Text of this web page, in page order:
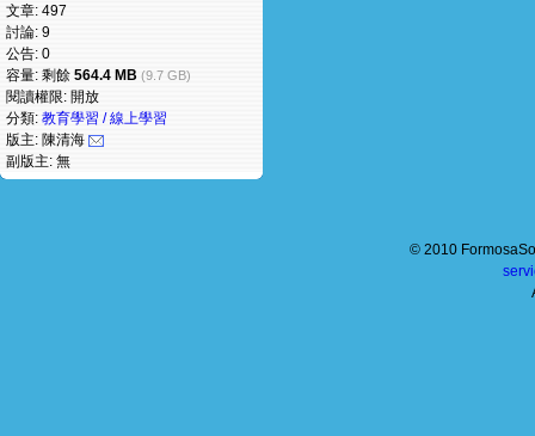
文章: 497
討論: 9
公告: 0
容量: 剩餘 564.4 MB (9.7 GB)
閱讀權限: 開放
分類: 教育學習 / 線上學習
版主: 陳清海
副版主: 無
© 2010